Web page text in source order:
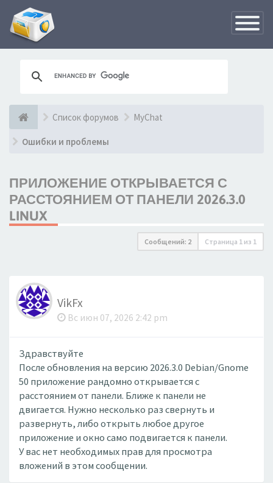
Список форумов MyChat
Ошибки и проблемы
ПРИЛОЖЕНИЕ ОТКРЫВАЕТСЯ С
РАССТОЯНИЕМ ОТ ПАНЕЛИ 2026.3.0
LINUX
Сообщений: 2 Страница 1 из 1
VikFx
Вс июн 07, 2026 2:42 pm
Здравствуйте
После обновления на версию 2026.3.0 Debian/Gnome
50 приложение рандомно открывается с
расстоянием от панели. Ближе к панели не
двигается. Нужно несколько раз свернуть и
развернуть, либо открыть любое другое
приложение и окно само подвигается к панели.
У вас нет необходимых прав для просмотра
вложений в этом сообщении.